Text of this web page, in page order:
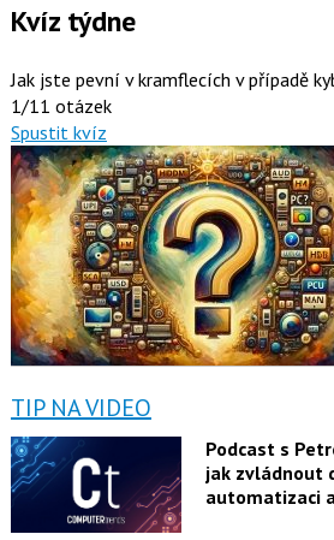
Kvíz týdne
Jak jste pevní v kramflecích v případě
1/11 otázek
Spustit kvíz
TIP NA VIDEO
Podcast s
jak zvládnout
automatizaci